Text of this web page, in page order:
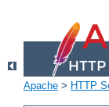
Apache > HTTP